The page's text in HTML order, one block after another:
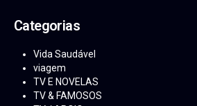
Categorias
Vida Saudável
viagem
TV E NOVELAS
TV & FAMOSOS